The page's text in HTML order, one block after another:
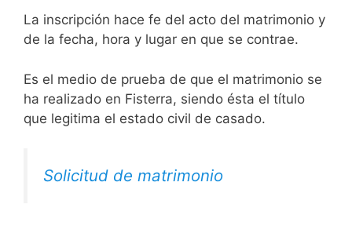
La inscripción hace fe del acto del matrimonio y
de la fecha, hora y lugar en que se contrae.
Es el medio de prueba de que el matrimonio se
ha realizado en Fisterra, siendo ésta el título
que legitima el estado civil de casado.
Solicitud de matrimonio